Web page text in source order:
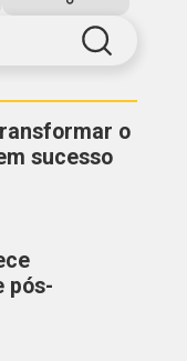
o
sucesso
pós-